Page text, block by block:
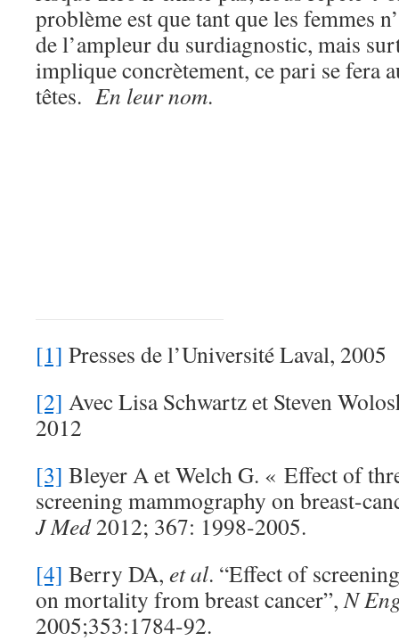
problème est que tant que les femmes
de l’ampleur du surdiagnostic, mais
implique concrètement, ce pari se fera
têtes. En leur nom.
[1] Presses de l’Université Laval, 2005
[2] Avec Lisa Schwartz et Steven
2012
[3] Bleyer A et Welch G. « Effect of
screening mammography on breast-
J Med2012; 367: 1998-2005.
[4] Berry DA, et al. “Effect of
on mortality from breast cancer”,N
2005;353:1784-92.